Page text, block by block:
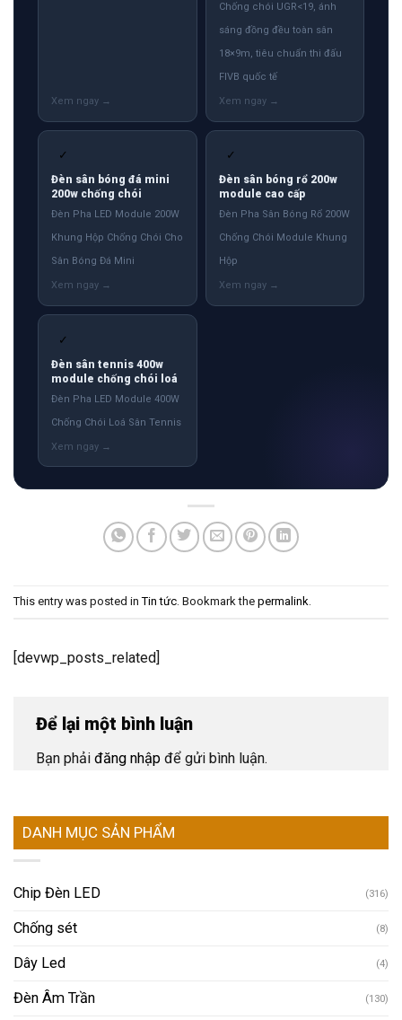
Chống chói UGR<19, ánh
sáng đồng đều toàn sân
18×9m, tiêu chuẩn thi đấu
FIVB quốc tế
✓
Đèn sân bóng đá mini
200w chống chói
Đèn Pha LED Module 200W
Khung Hộp Chống Chói Cho
Sân Bóng Đá Mini
✓
Đèn sân bóng rổ 200w
module cao cấp
Đèn Pha Sân Bóng Rổ 200W
Chống Chói Module Khung
Hộp
✓
Đèn sân tennis 400w
module chống chói loá
Đèn Pha LED Module 400W
Chống Chói Loá Sân Tennis
This entry was posted inTin tức . Bookmark the permalink
[devwp_posts_related]
Để lại một bình luận
Bạn phải đăng nhập để gửi bình luận.
DANH MỤC SẢN PHẨM
Chip Đèn LED (316)
Chống sét (8)
Dây Led (4)
Đèn Âm Trần (130)